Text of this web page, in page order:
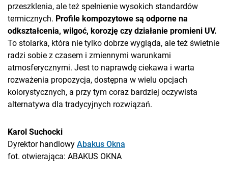
przeszklenia, ale też spełnienie wysokich standardów
termicznych. Profile kompozytowe są odporne na
odkształcenia, wilgoć, korozję czy działanie promieni UV.
To stolarka, która nie tylko dobrze wygląda, ale też świetnie
radzi sobie z czasem i zmiennymi warunkami
atmosferycznymi. Jest to naprawdę ciekawa i warta
rozważenia propozycja, dostępna w wielu opcjach
kolorystycznych, a przy tym coraz bardziej oczywista
alternatywa dla tradycyjnych rozwiązań.
Karol Suchocki
Dyrektor handlowy Abakus Okna
fot. otwierająca: ABAKUS OKNA